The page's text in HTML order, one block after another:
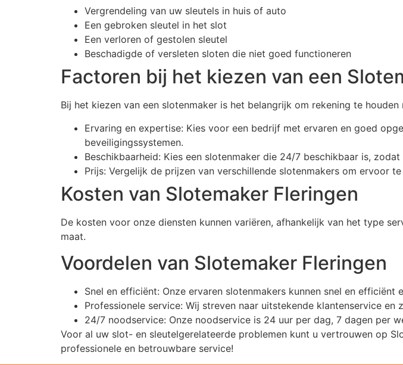
Vergrendeling van uw sleutels in huis of auto
Een gebroken sleutel in het slot
Een verloren of gestolen sleutel
Beschadigde of versleten sloten die niet goed functioneren
Factoren bij het kiezen van een
Bij het kiezen van een slotenmaker is het belangrijk om rekening te
Ervaring en expertise: Kies voor een bedrijf met ervaren en goed
beveiligingssystemen.
Beschikbaarheid: Kies een slotenmaker die 24/7 beschikbaar is,
Prijs: Vergelijk de prijzen van verschillende slotenmakers om ervoor
Kosten van Slotemaker Fleringen
De kosten voor onze diensten kunnen variëren, afhankelijk van het type
maat.
Voordelen van Slotemaker Fleringen
Snel en efficiënt: Onze ervaren slotenmakers kunnen snel en
Professionele service: Wij streven naar uitstekende klantenservice
24/7 noodservice: Onze noodservice is 24 uur per dag, 7 dagen per
Voor al uw slot- en sleutelgerelateerde problemen kunt u vertrouwen op
professionele en betrouwbare service!